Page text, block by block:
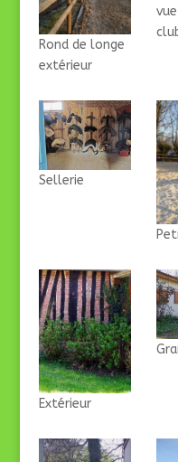
Rond de longe
extérieur
Sellerie
Extérieur